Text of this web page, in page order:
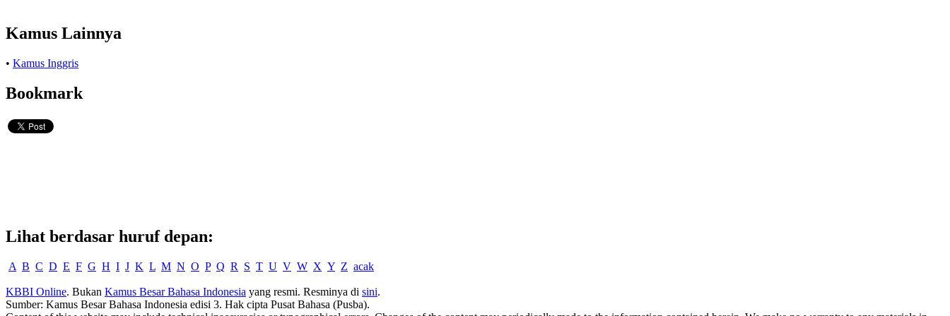
Kamus Lainnya
• Kamus Inggris
Bookmark
Lihat berdasar huruf depan:
A B C D E F G H I J K L M N O P Q R S T U V W X Y Z acak
KBBI Online. Bukan Kamus Besar Bahasa Indonesia yang resmi. Resminya di sini.
Sumber: Kamus Besar Bahasa Indonesia edisi 3. Hak cipta Pusat Bahasa (Pusba).